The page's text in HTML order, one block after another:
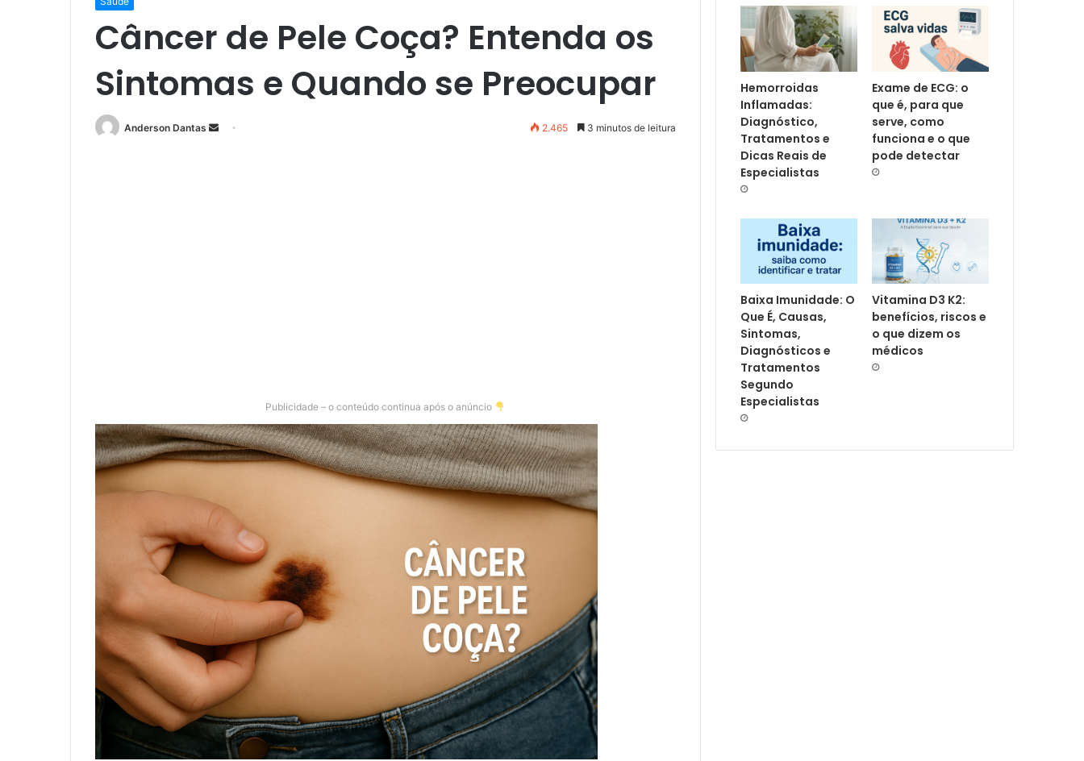
Câncer de Pele Coça? Entenda os
Sintomas e Quando se Preocupar
Anderson Dantas
Mande
2.465 3 minutos de leitura
Publicidade – o conteúdo continua após o anúncio
Hemorroidas
Inflamadas:
Diagnóstico,
Tratamentos e
Dicas Reais de
Especialistas
Exame de ECG: o
que é, para que
serve, como
funciona e o que
pode detectar
Baixa Imunidade: O
Que É, Causas,
Sintomas,
Diagnósticos e
Tratamentos
Segundo
Especialistas
Vitamina D3 K2:
benefícios, riscos e
o que dizem os
médicos